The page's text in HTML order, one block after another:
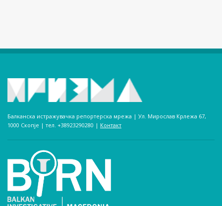
Балканска истражувачка репортерска мрежа | Ул. Мирослав Крлежа 67,
1000 Скопје | тел. +38923290280­ | Контакт